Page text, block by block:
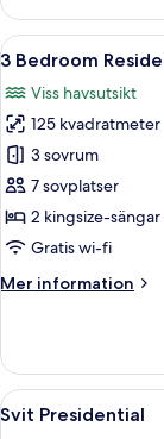
Bedroom
Residence
Garden
Öppna
alla
foton
för
3
Bedroom
Residence
Sea
9
3 Bedroom
Viss havsutsikt
125 kvadratmeter
3 sovrum
7 sovplatser
2 kingsize-
Gratis wi-fi
Mer information
Mer
Bedroom
Residence
Sea
Öppna
alla
5
Svit Presidential